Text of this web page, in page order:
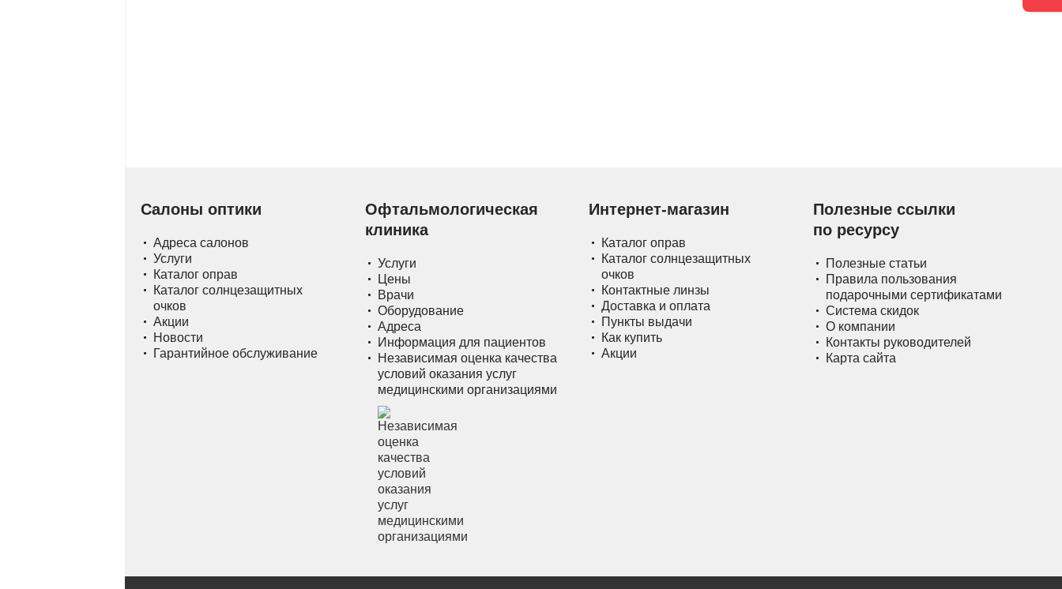
Салоны оптики
Адреса салонов
Услуги
Каталог оправ
Каталог солнцезащитных
очков
Акции
Новости
Гарантийное обслуживание
Офтальмологическая
клиника
Услуги
Цены
Врачи
Оборудование
Адреса
Информация для пациентов
Независимая оценка качества
условий оказания услуг
медицинскими организациями
Интернет-магазин
Каталог оправ
Каталог солнцезащитных
очков
Контактные линзы
Доставка и оплата
Пункты выдачи
Как купить
Акции
Полезные ссылки
по ресурсу
Полезные статьи
Правила пользования
подарочными сертификатами
Система скидок
О компании
Контакты руководителей
Карта сайта